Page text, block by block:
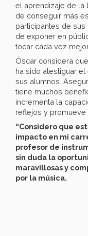
el aprendizaje de la
de conseguir más
participantes de
de exponer en
tocar cada vez
Óscar considera
ha sido atestiguar
sus alumnos.
tiene muchos
incrementa la
reflejos y promueve
“Considero que
impacto en mi
profesor de
sin duda la
maravillosas y
por la música.